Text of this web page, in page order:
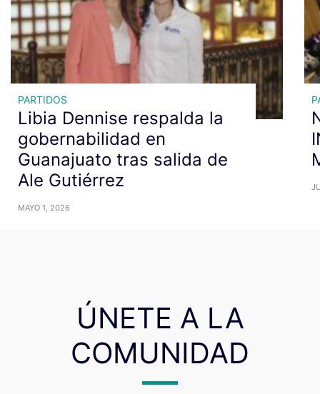
PARTIDOS
Libia Dennise respalda la
gobernabilidad en
Guanajuato tras salida de
Ale Gutiérrez
MAYO 1, 2026
ÚNETE A LA
COMUNIDAD